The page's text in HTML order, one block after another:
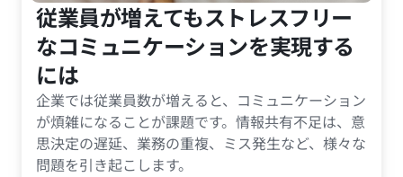
従業員が増えてもストレスフリー
なコミュニケーションを実現する
には
企業では従業員数が増えると、コミュニケーション
が煩雑になることが課題です。情報共有不足は、意
思決定の遅延、業務の重複、ミス発生など、様々な
問題を引き起こします。